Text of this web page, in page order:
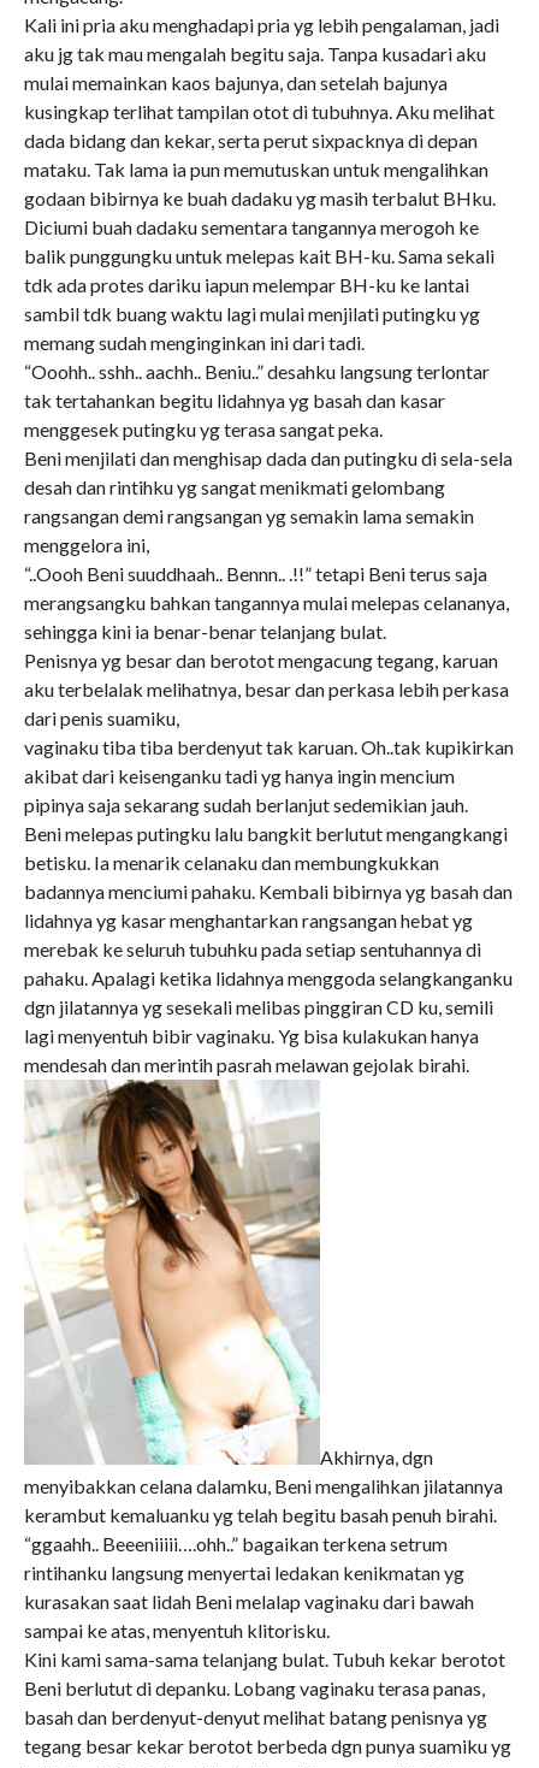
Kali ini pria aku menghadapi pria yg lebih pengalaman, jadi
aku jg tak mau mengalah begitu saja. Tanpa kusadari aku
mulai memainkan kaos bajunya, dan setelah bajunya
kusingkap terlihat tampilan otot di tubuhnya. Aku melihat
dada bidang dan kekar, serta perut sixpacknya di depan
mataku. Tak lama ia pun memutuskan untuk mengalihkan
godaan bibirnya ke buah dadaku yg masih terbalut BHku.
Diciumi buah dadaku sementara tangannya merogoh ke
balik punggungku untuk melepas kait BH-ku. Sama sekali
tdk ada protes dariku iapun melempar BH-ku ke lantai
sambil tdk buang waktu lagi mulai menjilati putingku yg
memang sudah menginginkan ini dari tadi.
“Ooohh.. sshh.. aachh.. Beniu..” desahku langsung terlontar
tak tertahankan begitu lidahnya yg basah dan kasar
menggesek putingku yg terasa sangat peka.
Beni menjilati dan menghisap dada dan putingku di sela-sela
desah dan rintihku yg sangat menikmati gelombang
rangsangan demi rangsangan yg semakin lama semakin
menggelora ini,
“..Oooh Beni suuddhaah.. Bennn.. .!!” tetapi Beni terus saja
merangsangku bahkan tangannya mulai melepas celananya,
sehingga kini ia benar-benar telanjang bulat.
Penisnya yg besar dan berotot mengacung tegang, karuan
aku terbelalak melihatnya, besar dan perkasa lebih perkasa
dari penis suamiku,
vaginaku tiba tiba berdenyut tak karuan. Oh..tak kupikirkan
akibat dari keisenganku tadi yg hanya ingin mencium
pipinya saja sekarang sudah berlanjut sedemikian jauh.
Beni melepas putingku lalu bangkit berlutut mengangkangi
betisku. Ia menarik celanaku dan membungkukkan
badannya menciumi pahaku. Kembali bibirnya yg basah dan
lidahnya yg kasar menghantarkan rangsangan hebat yg
merebak ke seluruh tubuhku pada setiap sentuhannya di
pahaku. Apalagi ketika lidahnya menggoda selangkanganku
dgn jilatannya yg sesekali melibas pinggiran CD ku, semili
lagi menyentuh bibir vaginaku. Yg bisa kulakukan hanya
mendesah dan merintih pasrah melawan gejolak birahi.
Akhirnya, dgn
menyibakkan celana dalamku, Beni mengalihkan jilatannya
kerambut kemaluanku yg telah begitu basah penuh birahi.
“ggaahh.. Beeeniiiii….ohh..” bagaikan terkena setrum
rintihanku langsung menyertai ledakan kenikmatan yg
kurasakan saat lidah Beni melalap vaginaku dari bawah
sampai ke atas, menyentuh klitorisku.
Kini kami sama-sama telanjang bulat. Tubuh kekar berotot
Beni berlutut di depanku. Lobang vaginaku terasa panas,
basah dan berdenyut-denyut melihat batang penisnya yg
tegang besar kekar berotot berbeda dgn punya suamiku yg